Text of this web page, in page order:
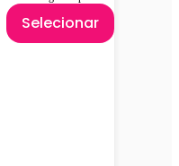
Selecionar